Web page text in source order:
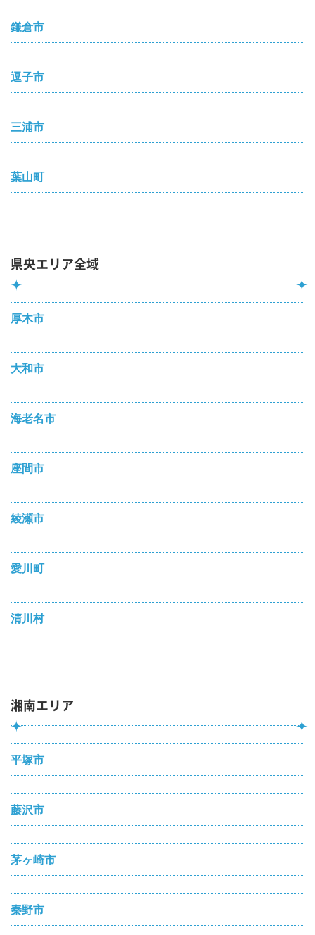
鎌倉市
逗子市
三浦市
葉山町
県央エリア全域
厚木市
大和市
海老名市
座間市
綾瀬市
愛川町
清川村
湘南エリア
平塚市
藤沢市
茅ヶ崎市
秦野市